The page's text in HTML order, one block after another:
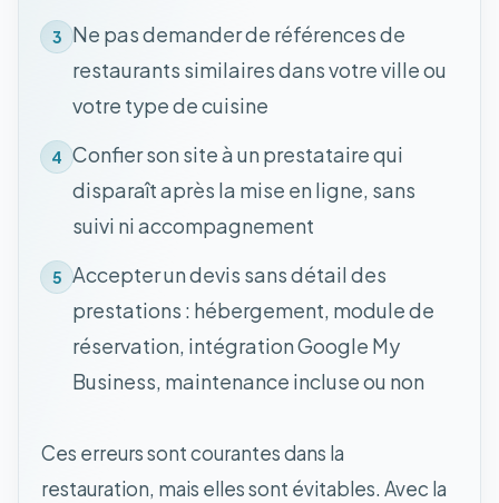
3 Ne pas demander de références de
restaurants similaires dans votre ville ou
votre type de cuisine
4 Confier son site à un prestataire qui
disparaît après la mise en ligne, sans
suivi ni accompagnement
5 Accepter un devis sans détail des
prestations : hébergement, module de
réservation, intégration Google My
Business, maintenance incluse ou non
Ces erreurs sont courantes dans la
restauration, mais elles sont évitables. Avec la